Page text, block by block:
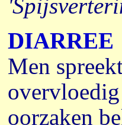
DIARREE
Men
oorzaken